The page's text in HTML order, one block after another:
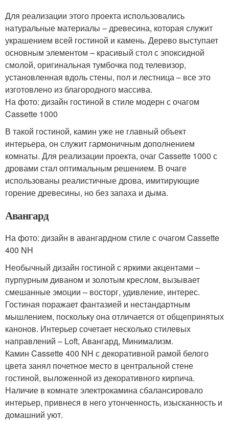
Для реализации этого проекта использовались
натуральные материалы – древесина, которая служит
украшением всей гостиной и камень. Дерево выступает
основным элементом – красивый стол с эпоксидной
смолой, оригинальная тумбочка под телевизор,
установленная вдоль стены, пол и лестница – все это
изготовлено из благородного массива.
На фото: дизайн гостиной в стиле модерн с очагом
Cassette 1000
В такой гостиной, камин уже не главный объект
интерьера, он служит гармоничным дополнением
комнаты. Для реализации проекта, очаг Cassette 1000 с
дровами стал оптимальным решением. В очаге
использованы реалистичные дрова, имитирующие
горение древесины, но без запаха и дыма.
Авангард
На фото: дизайн в авангардном стиле с очагом Cassette
400 NH
Необычный дизайн гостиной с яркими акцентами –
пурпурным диваном и золотым креслом, вызывает
смешанные эмоции – восторг, удивление, интерес.
Гостиная поражает фантазией и нестандартным
мышлением, поскольку она отличается от общепринятых
канонов. Интерьер сочетает несколько стилевых
направлений – Loft, Авангард, Минимализм.
Камин Cassette 400 NH с декоративной рамой белого
цвета занял почетное место в центральной стене
гостиной, выложенной из декоративного кирпича.
Наличие в комнате электрокамина сбалансировало
интерьер, привнеся в него утонченность, изысканность и
домашний уют.